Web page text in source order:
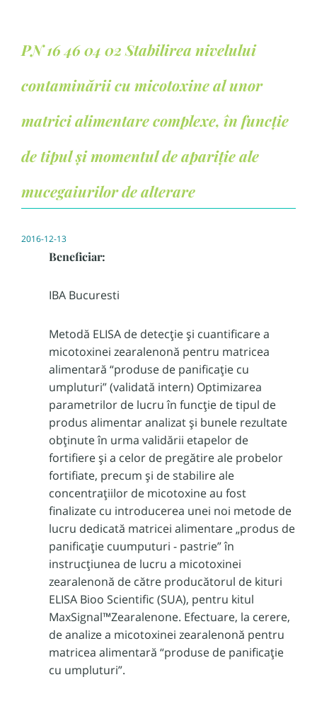
PN 16 46 04 02 Stabilirea nivelului
contaminării cu micotoxine al unor
matrici alimentare complexe, în funcție
de tipul și momentul de apariție ale
mucegaiurilor de alterare
2016-12-13
Beneficiar:
IBA Bucuresti
Metodă ELISA de detecție și cuantificare a
micotoxinei zearalenonă pentru matricea
alimentară “produse de panificație cu
umpluturi” (validată intern) Optimizarea
parametrilor de lucru în funcție de tipul de
produs alimentar analizat și bunele rezultate
obținute în urma validării etapelor de
fortifiere și a celor de pregătire ale probelor
fortifiate, precum și de stabilire ale
concentrațiilor de micotoxine au fost
finalizate cu introducerea unei noi metode de
lucru dedicată matricei alimentare „produs de
panificație cuumputuri - pastrie” în
instrucțiunea de lucru a micotoxinei
zearalenonă de către producătorul de kituri
ELISA Bioo Scientific (SUA), pentru kitul
MaxSignal™Zearalenone. Efectuare, la cerere,
de analize a micotoxinei zearalenonă pentru
matricea alimentară “produse de panificație
cu umpluturi”.